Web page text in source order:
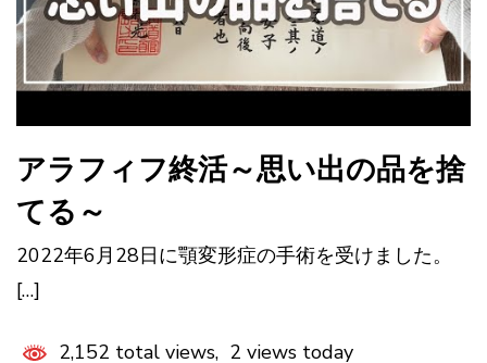
アラフィフ終活～思い出の品を捨
てる～
2022年6月28日に顎変形症の手術を受けました。
[…]
2,152 total views, 2 views today